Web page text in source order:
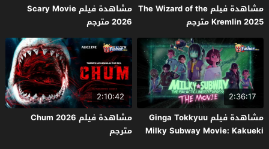
مشاهدة فيلم The Wizard of the
Kremlin 2025 مترجم
مشاهدة فيلم Scary Movie
2026 مترجم
2:36:17
مشاهدة فيلم Ginga Tokkyuu
Milky Subway Movie: Kakueki
2:10:42
مشاهدة فيلم Chum 2026
مترجم